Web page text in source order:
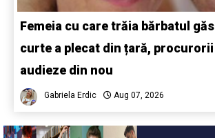
Femeia cu care trăia bărbatul
curte a plecat din țară, procurorii
audieze din nou
Gabriela Erdic Aug 07, 2026